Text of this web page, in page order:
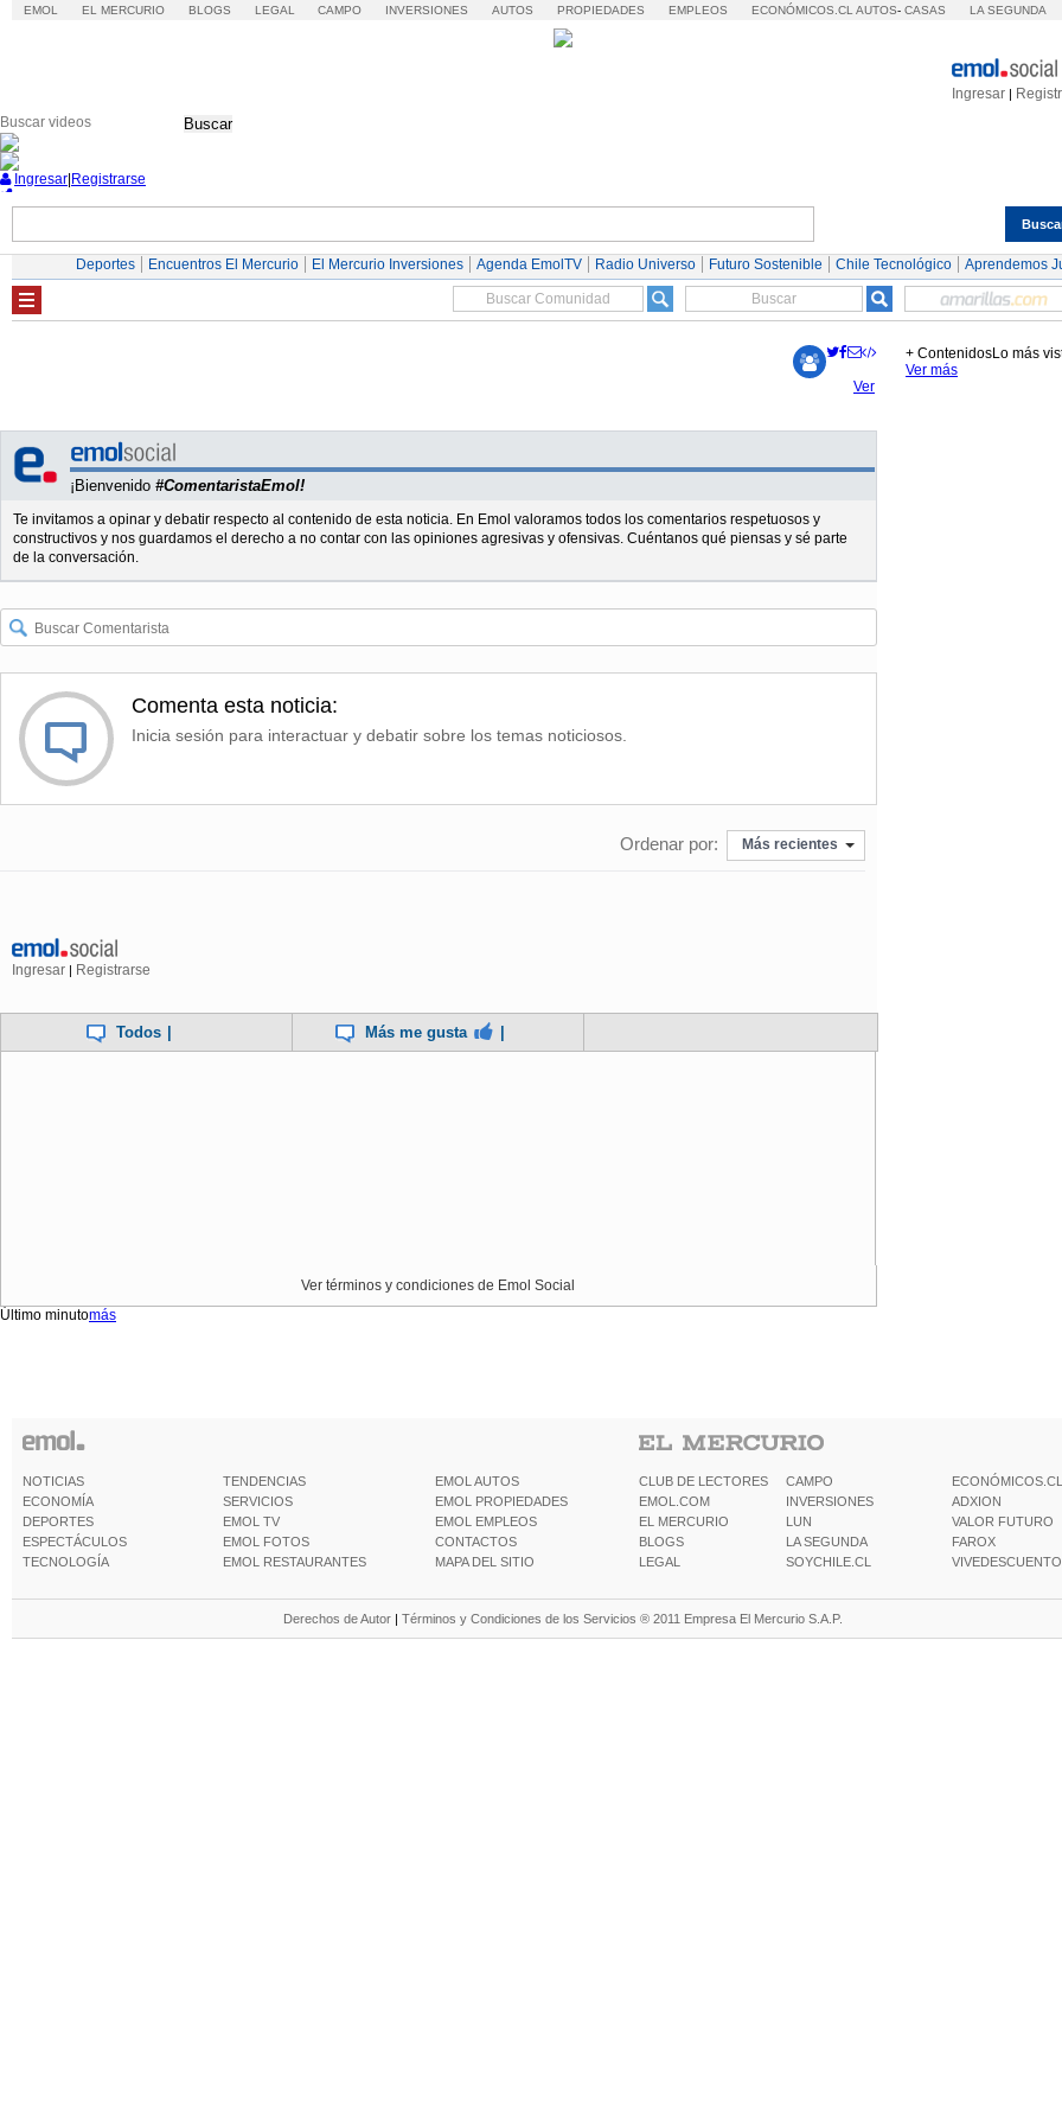
EMOL EL MERCURIO BLOGS LEGAL CAMPO INVERSIONES AUTOS PROPIEDADES EMPLEOS ECONÓMICOS.CL AUTOS- CASAS LA SEGUNDA
Ingresar |
Buscar
Ingresar Registrarse
Deportes Encuentros El Mercurio El Mercurio Inversiones Agenda EmolTV Radio Universo Futuro Sostenible Chile Tecnológico Aprendemos
¡Bienvenido #ComentaristaEmol!
Te invitamos a opinar y debatir respecto al contenido de esta noticia. En Emol valoramos todos los comentarios respetuosos y
constructivos y nos guardamos el derecho a no contar con las opiniones agresivas y ofensivas. Cuéntanos qué piensas y sé parte
de la conversación.
Comenta esta noticia:
Inicia sesión para interactuar y debatir sobre los temas noticiosos.
Ordenar por: Más recientes
Ingresar | Registrarse
Todos | Más me gusta |
Ver términos y condiciones de Emol Social
Último minuto
Ver
más
Lo más
+ Contenidos
Ver más
NOTICIAS
ECONOMÍA
DEPORTES
ESPECTÁCULOS
TECNOLOGÍA
TENDENCIAS
SERVICIOS
EMOL TV
EMOL FOTOS
EMOL RESTAURANTES
EMOL AUTOS
EMOL PROPIEDADES
EMOL EMPLEOS
CONTACTOS
MAPA DEL SITIO
CLUB DE LECTORES
EMOL.COM
EL MERCURIO
BLOGS
LEGAL
CAMPO
INVERSIONES
LUN
LA SEGUNDA
SOYCHILE.CL
ECONÓMICOS.CL
ADXION
VALOR FUTURO
FAROX
Derechos de Autor | Términos y Condiciones de los Servicios ® 2011 Empresa El Mercurio S.A.P.